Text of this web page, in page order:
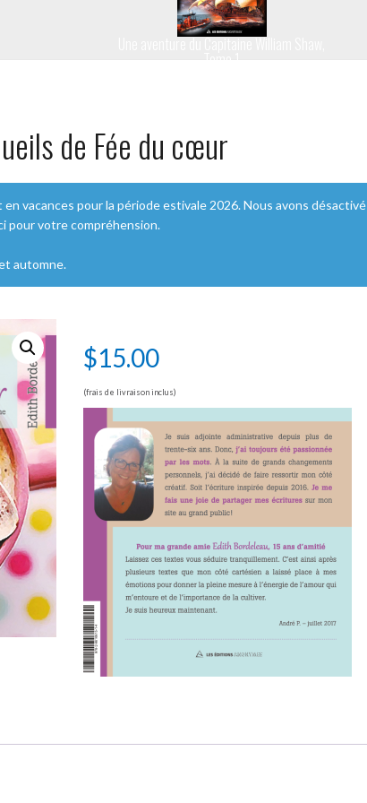
Une aventure du Capitaine William Shaw,
de Fée du cœur
vacances pour la période estivale 2026. Nous avons désactivé
pour votre compréhension.
automne.
$15.00
(frais de livraison inclus)